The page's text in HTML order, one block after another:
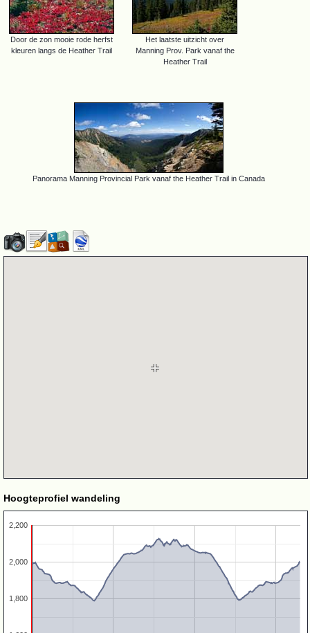
Door de zon mooie rode herfst
kleuren langs de Heather Trail
Het laatste uitzicht over
Manning Prov. Park vanaf the
Heather Trail
Panorama Manning Provincial Park vanaf the Heather Trail in Canada
Hoogteprofiel wandeling
1,800
2,000
2,200